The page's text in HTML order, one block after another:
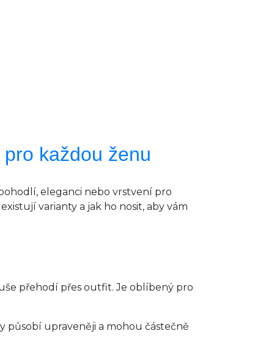
každou ženu
eleganci nebo vrstvení pro
varianty a jak ho nosit, aby vám
přehodí přes outfit. Je oblíbený pro
působí upraveněji a mohou částečně